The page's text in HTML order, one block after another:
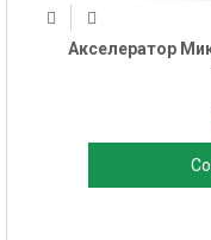
Акселератор